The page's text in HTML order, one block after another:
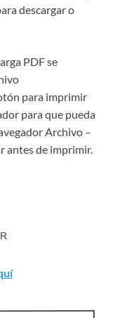
descargar o
PDF se
para imprimir
para que pueda
Archivo –
antes de imprimir.